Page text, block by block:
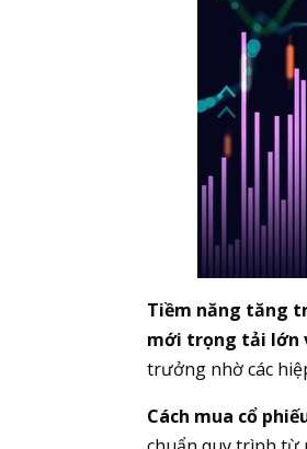
Tiềm năng tăng
mới trọng tải lớn
trưởng nhờ các
Cách mua cổ